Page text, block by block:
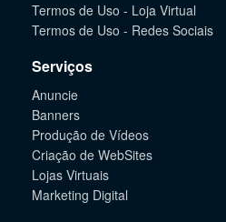
Termos de Uso - Loja Virtual
Termos de Uso - Redes Sociais
Serviços
Anuncie
Banners
Produção de Vídeos
Criação de WebSites
Lojas Virtuais
Marketing Digital